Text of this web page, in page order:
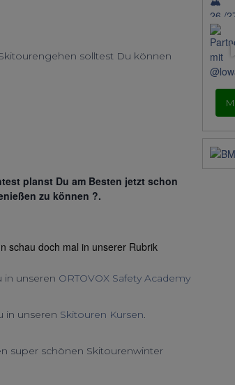
solltest Du können
planst Du am Besten jetzt schon
zu können ?.
schau doch mal in unserer Rubrik
in unseren ORTOVOX Safety Academy
in unseren Skitouren Kursen.
super schönen Skitourenwinter